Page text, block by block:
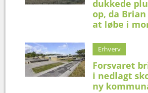
dukkede
op, da
at løbe i
Erhverv
Forsvaret
i nedlagt
ny